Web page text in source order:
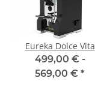
Eureka Dolce Vita
499,00 € -
569,00 € *